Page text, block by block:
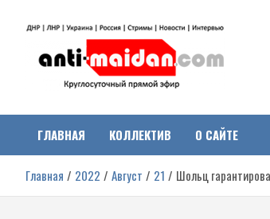
Антимайдан:
Гражданская
Украине
о гражданской войне на Украине, включая
ДНР, ЛНР и других регионах.
ГЛАВНАЯ КОЛЛЕКТИВ О САЙТЕ
Главная 2022 Август 21 Шольц